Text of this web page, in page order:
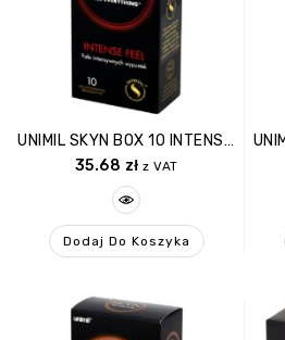
UNIMIL SKYN BOX 10 INTENSE FEEL
35.68 zł z VAT
Dodaj Do Koszyka